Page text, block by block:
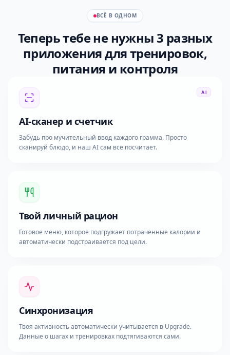
ВСЁ В ОДНОМ
Теперь тебе не нужны 3 разных
приложениядля тренировок,
питания и контроля
AI
AI-сканер и счетчик
Забудь про мучительный ввод каждого грамма. Просто
сканируй блюдо, и наш AI сам всё посчитает.
Твой личный рацион
Готовое меню, которое подгружает потраченные калории и
автоматически подстраивается под цели.
Синхронизация
Твоя активность автоматически учитывается в Upgrade.
Данные о шагах и тренировках подтягиваются сами.